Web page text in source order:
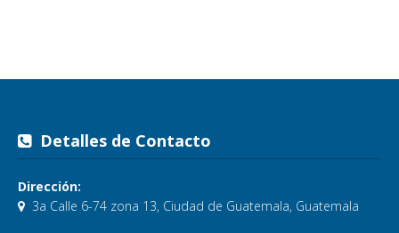
Detalles de Contacto
Dirección:
3a Calle 6-74 zona 13, Ciudad de Guatemala, Guatemala